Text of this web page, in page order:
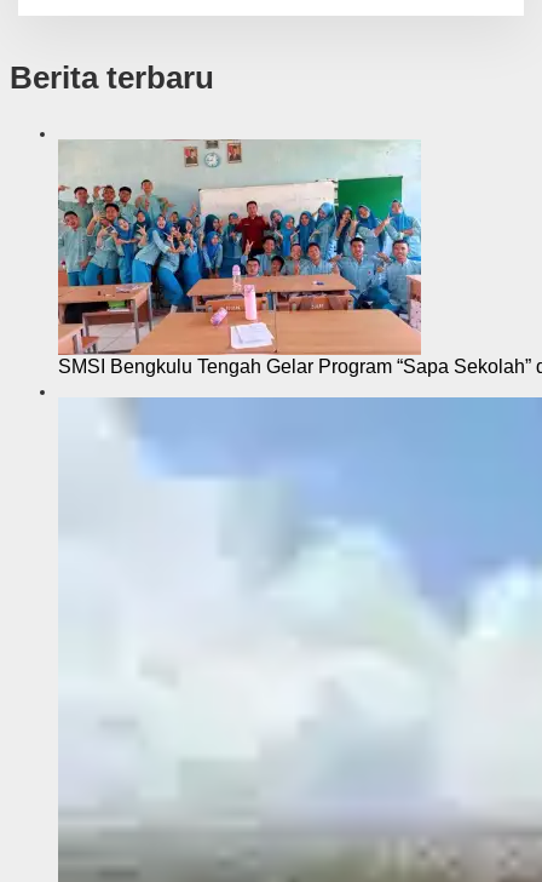
Berita terbaru
SMSI Bengkulu Tengah Gelar Program “Sapa